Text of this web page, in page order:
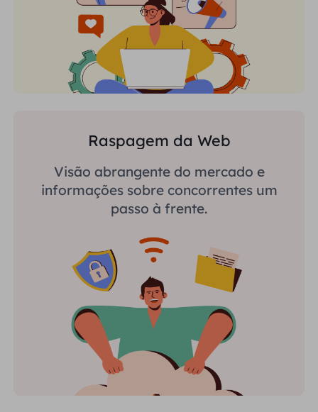
Raspagem da Web
Visão abrangente do mercado e
informações sobre concorrentes um
passo à frente.